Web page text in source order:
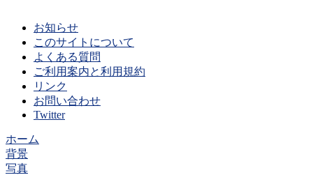
お知らせ
このサイトについて
よくある質問
ご利用案内と利用規約
リンク
お問い合わせ
Twitter
ホーム
背景
写真